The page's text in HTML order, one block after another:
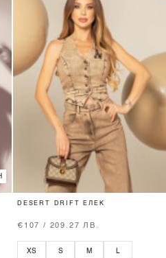
DESERT DRIFT ЕЛЕК
€107 / 209.27 ЛВ.
XS S M